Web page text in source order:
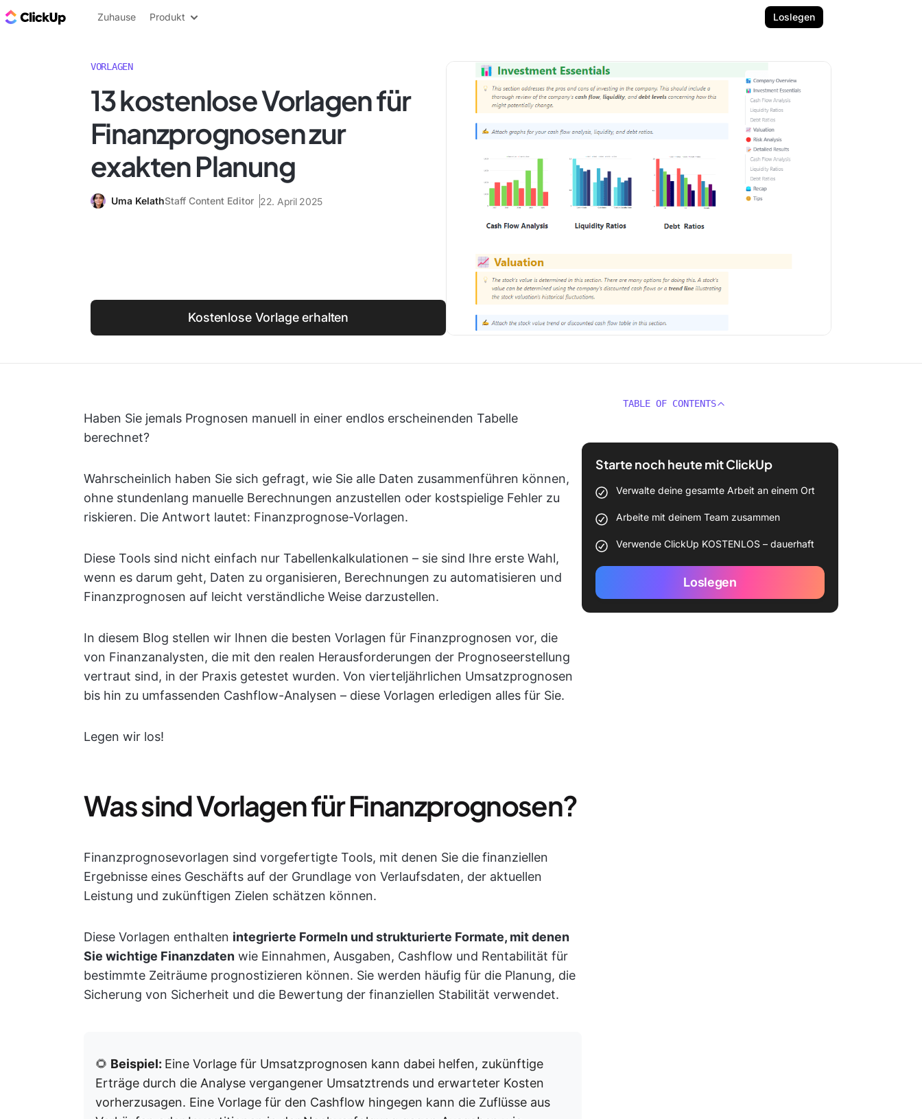
ClickUp Blog
Zuhause Produkt Loslegen
VORLAGEN
13 kostenlose Vorlagen für
Finanzprognosen zur
exakten Planung
Uma KelathStaff Content Editor 22. April 2025
Kostenlose Vorlage erhalten
Haben Sie jemals Prognosen manuell in einer endlos erscheinenden Tabelle
berechnet?
Wahrscheinlich haben Sie sich gefragt, wie Sie alle Daten zusammenführen können,
ohne stundenlang manuelle Berechnungen anzustellen oder kostspielige Fehler zu
riskieren. Die Antwort lautet: Finanzprognose-Vorlagen.
Diese Tools sind nicht einfach nur Tabellenkalkulationen – sie sind Ihre erste Wahl,
wenn es darum geht, Daten zu organisieren, Berechnungen zu automatisieren und
Finanzprognosen auf leicht verständliche Weise darzustellen.
In diesem Blog stellen wir Ihnen die besten Vorlagen für Finanzprognosen vor, die
von Finanzanalysten, die mit den realen Herausforderungen der Prognoseerstellung
vertraut sind, in der Praxis getestet wurden. Von vierteljährlichen Umsatzprognosen
bis hin zu umfassenden Cashflow-Analysen – diese Vorlagen erledigen alles für Sie.
Legen wir los!
Was sind Vorlagen für Finanzprognosen?
Finanzprognosevorlagen sind vorgefertigte Tools, mit denen Sie die finanziellen
Ergebnisse eines Geschäfts auf der Grundlage von Verlaufsdaten, der aktuellen
Leistung und zukünftigen Zielen schätzen können.
Diese Vorlagen enthalten integrierte Formeln und strukturierte Formate, mit denen
Sie wichtige Finanzdaten wie Einnahmen, Ausgaben, Cashflow und Rentabilität für
bestimmte Zeiträume prognostizieren können. Sie werden häufig für die Planung, die
Sicherung von Sicherheit und die Bewertung der finanziellen Stabilität verwendet.
🌻 Beispiel: Eine Vorlage für Umsatzprognosen kann dabei helfen, zukünftige
Erträge durch die Analyse vergangener Umsatztrends und erwarteter Kosten
vorherzusagen. Eine Vorlage für den Cashflow hingegen kann die Zuflüsse aus
TABLE OF CONTENTS
Starte noch heute mit ClickUp
Verwalte deine gesamte Arbeit an einem Ort
Arbeite mit deinem Team zusammen
Verwende ClickUp KOSTENLOS – dauerhaft
Loslegen